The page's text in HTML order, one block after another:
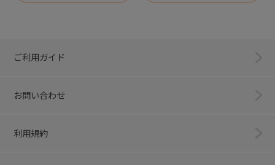
ご利用ガイド
お問い合わせ
利用規約